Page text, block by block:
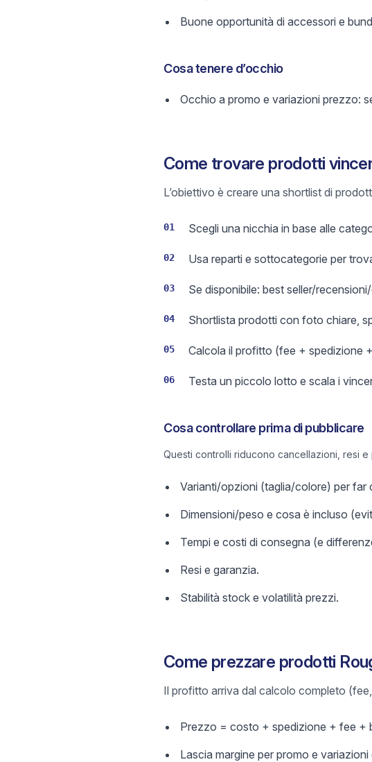
Buone opportunità di accessori e
Cosa tenere d’occhio
Occhio a promo e variazioni prezzo:
Come trovare prodotti
L’obiettivo è creare una shortlist di
01 Scegli una nicchia in base alle
02 Usa reparti e sottocategorie per
03 Se disponibile: best seller/
04 Shortlista prodotti con foto chiare,
05 Calcola il profitto (fee + spedizione
06 Testa un piccolo lotto e scala i
Cosa controllare prima di pubblicare
Questi controlli riducono cancellazioni, resi
Varianti/opzioni (taglia/colore) per far
Dimensioni/peso e cosa è incluso
Tempi e costi di consegna (e
Resi e garanzia.
Stabilità stock e volatilità prezzi.
Come prezzare prodotti
Il profitto arriva dal calcolo completo
Prezzo = costo + spedizione + fee +
Lascia margine per promo e